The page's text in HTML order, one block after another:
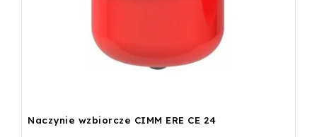
Naczynie wzbiorcze CIMM ERE CE 24